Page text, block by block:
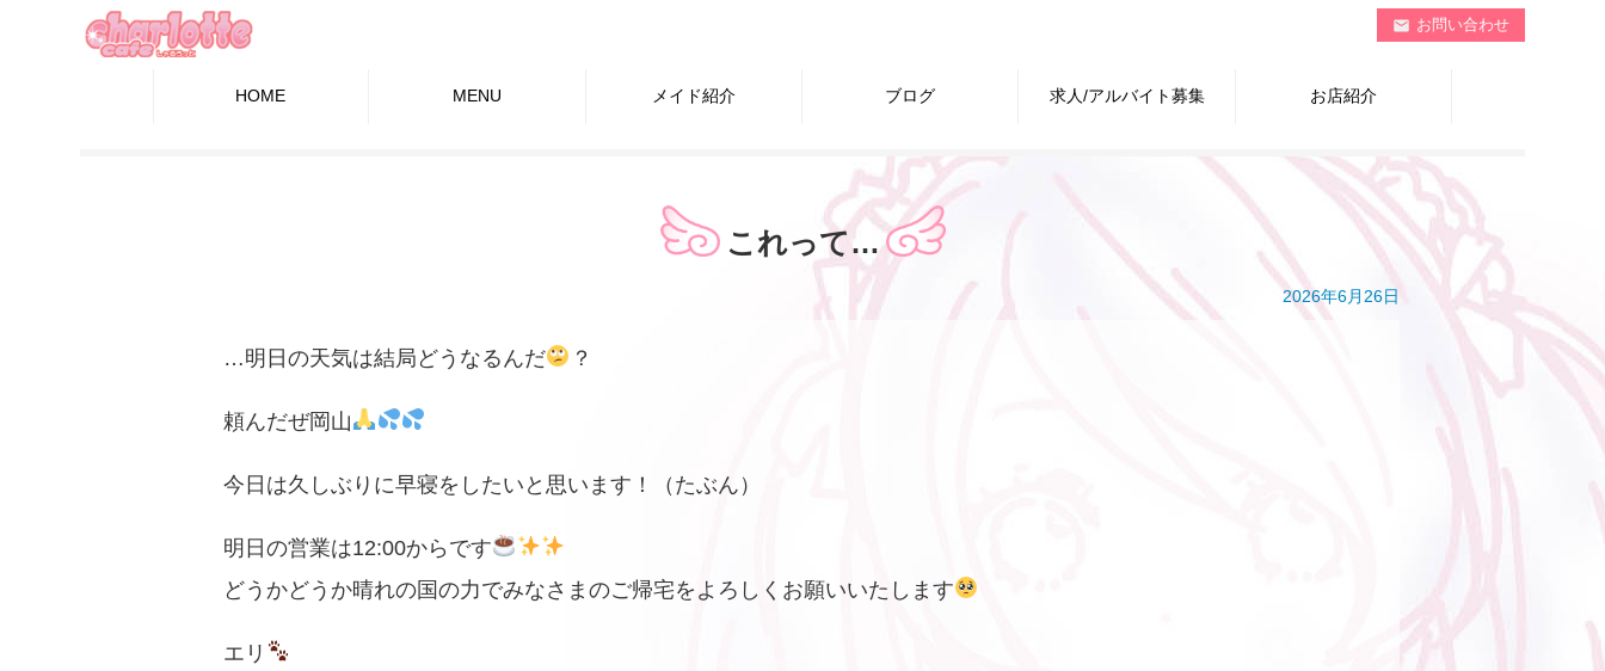
mail お問い合わせ
HOME MENU メイド紹介 ブログ 求人/アルバイト募集 お店紹介
これって…
2026年6月26日
…明日の天気は結局どうなるんだ ？
頼んだぜ岡山
今日は久しぶりに早寝をしたいと思います！（たぶん）
明日の営業は12:00からです
どうかどうか晴れの国の力でみなさまのご帰宅をよろしくお願いいたします
エリ